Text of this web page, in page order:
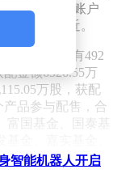
。A类账户
2742股附近。
基金此次共有492
金额6526.55万
万股，获配
产品参与配售，合
富国基金、国泰基
获得较大规模配
品、养老金组
智能机器人开启